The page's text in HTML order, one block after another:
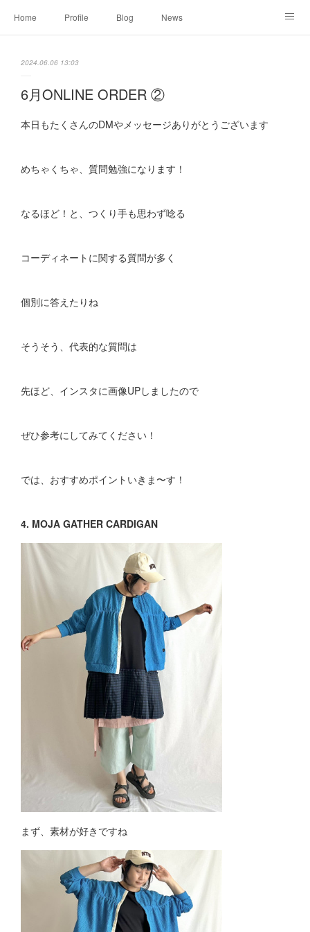
Home Profile Blog News
2024.06.06 13:03
6月ONLINE ORDER ②
本日もたくさんのDMやメッセージありがとうございます
めちゃくちゃ、質問勉強になります！
なるほど！と、つくり手も思わず唸る
コーディネートに関する質問が多く
個別に答えたりね
そうそう、代表的な質問は
先ほど、インスタに画像UPしましたので
ぜひ参考にしてみてください！
では、おすすめポイントいきま〜す！
4. MOJA GATHER CARDIGAN
まず、素材が好きですね